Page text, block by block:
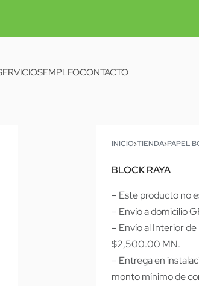
EMPLEOCONTACTO
INICIO›TIENDA›PAPEL
BLOCK RAYA
– Este producto no
– Envío a domicilio
– Envío al Interior
$2,500.00 MN.
– Entrega en
monto mínimo de